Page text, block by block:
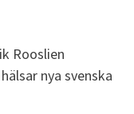
Rooslien
nya svenska